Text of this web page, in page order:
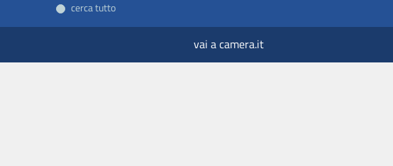
cerca tutto
vai a camera.it